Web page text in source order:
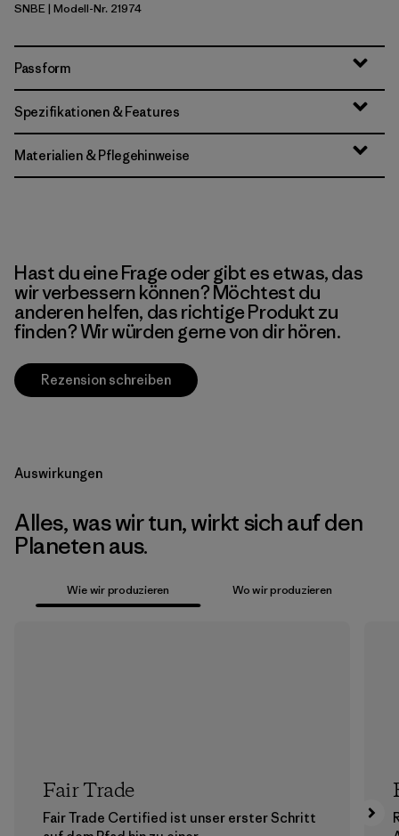
Sunken Blue
SNBE| Modell-Nr. 21974
Passform
Spezifikationen & Features
Materialien & Pflegehinweise
Hast du eine Frage oder gibt es etwas, das
wir verbessern können? Möchtest du
anderen helfen, das richtige Produkt zu
finden? Wir würden gerne von dir hören.
Rezension schreiben
Auswirkungen
Alles, was wir tun, wirkt sich auf den
Planeten aus.
Wie wir produzieren Wo wir produzieren
Fair Trade
Fair Trade Certified ist unser erster Schritt